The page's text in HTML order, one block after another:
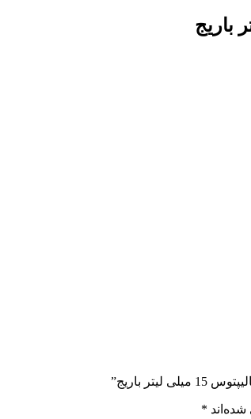
باریج”
*